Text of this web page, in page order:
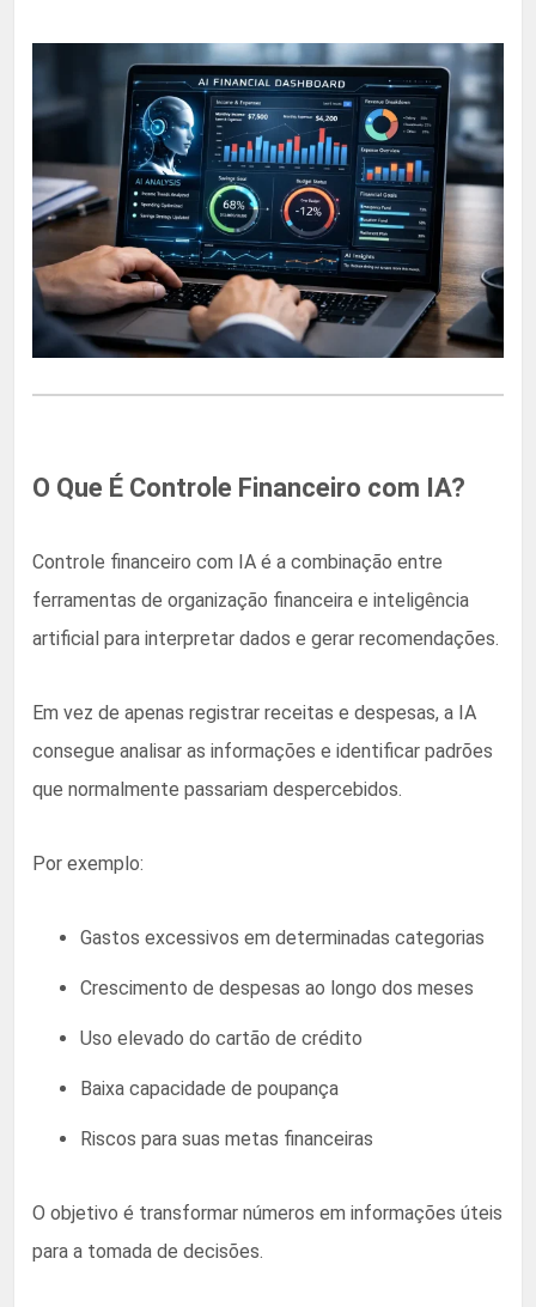
O Que É Controle Financeiro com IA?
Controle financeiro com IA é a combinação entre
ferramentas de organização financeira e inteligência
artificial para interpretar dados e gerar recomendações.
Em vez de apenas registrar receitas e despesas, a IA
consegue analisar as informações e identificar padrões
que normalmente passariam despercebidos.
Por exemplo:
Gastos excessivos em determinadas categorias
Crescimento de despesas ao longo dos meses
Uso elevado do cartão de crédito
Baixa capacidade de poupança
Riscos para suas metas financeiras
O objetivo é transformar números em informações úteis
para a tomada de decisões.